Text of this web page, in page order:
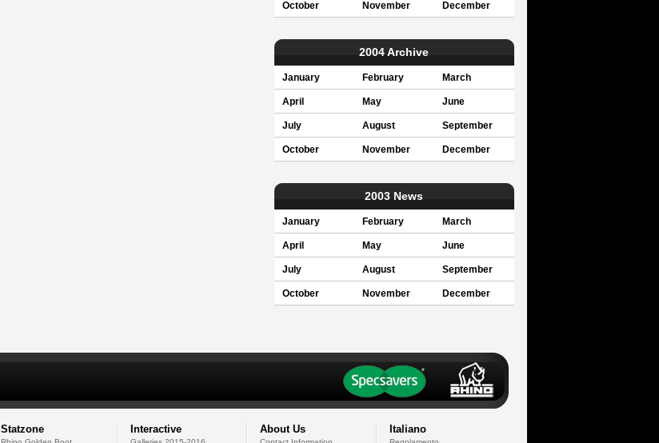
October November December
2004 Archive
January February March
April May June
July August September
October November December
2003 News
January February March
April May June
July August September
October November December
Statzone Interactive About Us Italiano